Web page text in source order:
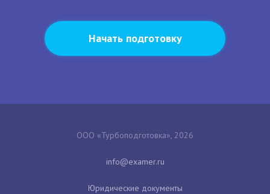
Начать подготовку
ООО «Турбоподготовка», 2026
Юридические документы